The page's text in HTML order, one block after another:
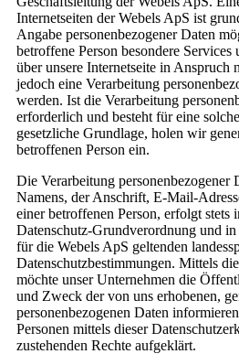
Internetseiten der Webels ApS ist
Angabe personenbezogener Daten
betroffene Person besondere Services
über unsere Internetseite in Anspruch
jedoch eine Verarbeitung
werden. Ist die Verarbeitung
erforderlich und besteht für eine
gesetzliche Grundlage, holen wir
betroffenen Person ein.
Die Verarbeitung personenbezogener
Namens, der Anschrift, E-Mail-
einer betroffenen Person, erfolgt stets
Datenschutz-Grundverordnung und
für die Webels ApS geltenden
Datenschutzbestimmungen. Mittels
möchte unser Unternehmen die
und Zweck der von uns erhobenen,
personenbezogenen Daten
Personen mittels dieser
zustehenden Rechte aufgeklärt.